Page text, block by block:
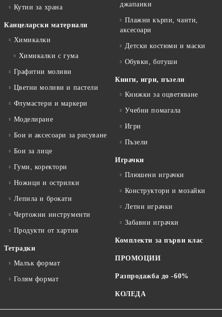
Кутии за храна
Канцеларски материали
Химикалки
Химикалки с гума
Графитни моливи
Цветни моливи и пастели
Флумастери и маркери
Моделиране
Бои и аксесоари за рисуване
Бои за лице
Гуми, коректори
Ножици и острилки
Лепила и брокати
Чертожни инструменти
Продукти от хартия
Тетрадки
Малък формат
Голям формат
джапанки
Плажни кърпи, чанти,
аксесоари
Детски костюми и маски
Обувки, ботуши
Книги, игри, пъзели
Книжки за оцветяване
Учебни помагала
Игри
Пъзели
Играчки
Плюшени играчки
Конструктори и мозайки
Летни играчки
Забавни играчки
Комплекти за първи клас
ПРОМОЦИИ
Разпродажба до -60%
КОЛЕДА